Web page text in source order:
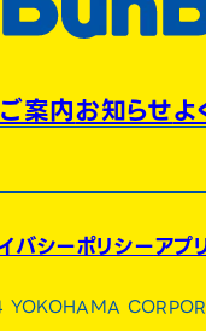
案内お知らせよ
バシーポリシーアプ